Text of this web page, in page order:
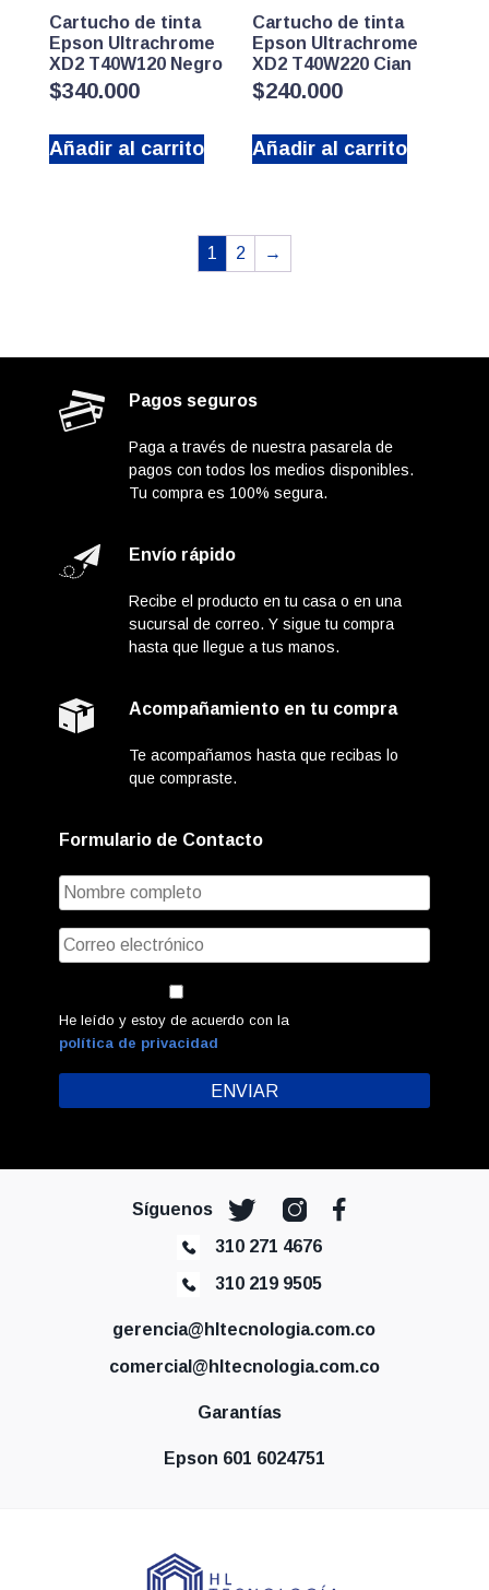
Cartucho de tinta
Epson Ultrachrome
XD2 T40W120 Negro
$340.000
Añadir al carrito
Cartucho de tinta
Epson Ultrachrome
XD2 T40W220 Cian
$240.000
Añadir al carrito
1 2 →
Pagos seguros
Paga a través de nuestra pasarela de
pagos con todos los medios disponibles.
Tu compra es 100% segura.
Envío rápido
Recibe el producto en tu casa o en una
sucursal de correo. Y sigue tu compra
hasta que llegue a tus manos.
Acompañamiento en tu compra
Te acompañamos hasta que recibas lo
que compraste.
Formulario de Contacto
He leído y estoy de acuerdo con la
política de privacidad
Síguenos
310 271 4676
310 219 9505
gerencia@hltecnologia.com.co
comercial@hltecnologia.com.co
Garantías
Epson 601 6024751